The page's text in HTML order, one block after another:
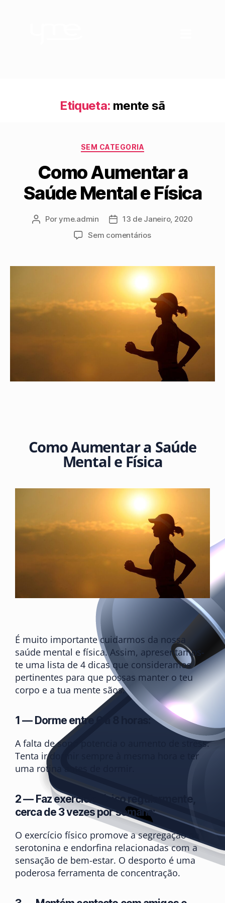
Etiqueta: mente sã
SEM CATEGORIA
Como Aumentar a
Saúde Mental e Física
Poryme.admin
13 de Janeiro, 2020
Sem comentários
Como Aumentar a Saúde
Mental e Física
É muito importante cuidarmos da nossa
saúde mental e física. Assim, apresentamos-
te uma lista de 4 dicas que consideramos
pertinentes para que possas manter o teu
corpo e a tua mente sãos.
1 — Dorme entre 6 a 8 horas:
A falta de sono potencia o aumento de stress.
Tenta ir dormir sempre à mesma hora e ter
uma rotina antes de dormir.
2 — Faz exercício físico regularmente,
cerca de 3 vezes por semana:
O exercício físico promove a segregação da
serotonina e endorfina relacionadas com a
sensação de bem-estar. O desporto é uma
poderosa ferramenta de concentração.